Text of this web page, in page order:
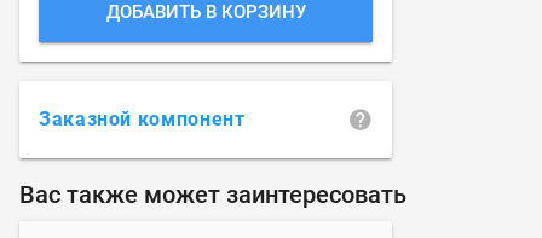
ДОБАВИТЬ В КОРЗИНУ
Заказной компонент
Вас также может заинтересовать